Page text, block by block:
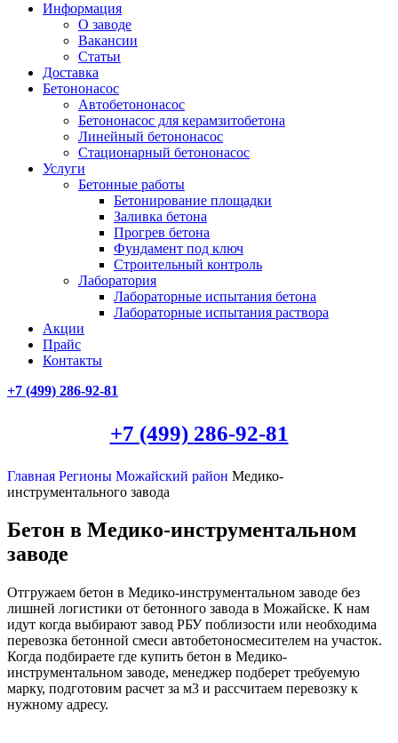
Информация
О заводе
Вакансии
Статьи
Доставка
Бетононасос
Автобетононасос
Бетононасос для керамзитобетона
Линейный бетононасос
Стационарный бетононасос
Услуги
Бетонные работы
Бетонирование площадки
Заливка бетона
Прогрев бетона
Фундамент под ключ
Строительный контроль
Лаборатория
Лабораторные испытания бетона
Лабораторные испытания раствора
Акции
Прайс
Контакты
+7 (499) 286-92-81
+7 (499) 286-92-81
Главная Регионы Можайский район Mедико-
инструментального завода
Бетон в Медико-инструментальном
заводе
Отгружаем бетон в Медико-инструментальном заводе без
лишней логистики от бетонного завода в Можайске. К нам
идут когда выбирают завод РБУ поблизости или необходима
перевозка бетонной смеси автобетоносмесителем на участок.
Когда подбираете где купить бетон в Медико-
инструментальном заводе, менеджер подберет требуемую
марку, подготовим расчет за м3 и рассчитаем перевозку к
нужному адресу.